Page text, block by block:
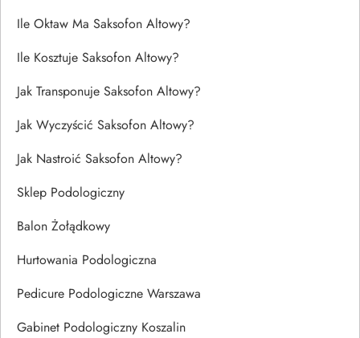
Ile Oktaw Ma Saksofon Altowy?
Ile Kosztuje Saksofon Altowy?
Jak Transponuje Saksofon Altowy?
Jak Wyczyścić Saksofon Altowy?
Jak Nastroić Saksofon Altowy?
Sklep Podologiczny
Balon Żołądkowy
Hurtowania Podologiczna
Pedicure Podologiczne Warszawa
Gabinet Podologiczny Koszalin